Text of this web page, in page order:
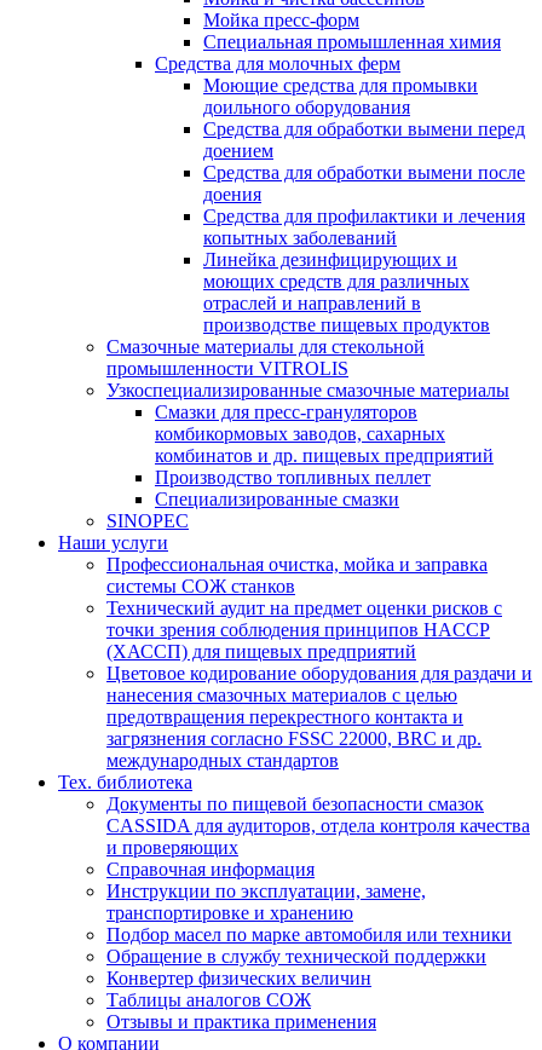
Мойка пресс-форм
Специальная промышленная химия
Средства для молочных ферм
Моющие средства для промывки
доильного оборудования
Средства для обработки вымени перед
доением
Средства для обработки вымени после
доения
Средства для профилактики и лечения
копытных заболеваний
Линейка дезинфицирующих и
моющих средств для различных
отраслей и направлений в
производстве пищевых продуктов
Смазочные материалы для стекольной
промышленности VITROLIS
Узкоспециализированные смазочные материалы
Смазки для пресс-грануляторов
комбикормовых заводов, сахарных
комбинатов и др. пищевых предприятий
Производство топливных пеллет
Специализированные смазки
SINOPEC
Наши услуги
Профессиональная очистка, мойка и заправка
системы СОЖ станков
Технический аудит на предмет оценки рисков с
точки зрения соблюдения принципов HACCP
(ХАССП) для пищевых предприятий
Цветовое кодирование оборудования для раздачи и
нанесения смазочных материалов с целью
предотвращения перекрестного контакта и
загрязнения согласно FSSC 22000, BRC и др.
международных стандартов
Тех. библиотека
Документы по пищевой безопасности смазок
CASSIDA для аудиторов, отдела контроля качества
и проверяющих
Справочная информация
Инструкции по эксплуатации, замене,
транспортировке и хранению
Подбор масел по марке автомобиля или техники
Обращение в службу технической поддержки
Конвертер физических величин
Таблицы аналогов СОЖ
Отзывы и практика применения
О компании